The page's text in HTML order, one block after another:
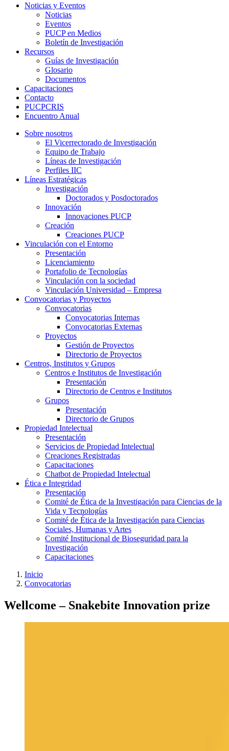
Noticias y Eventos
Noticias
Eventos
PUCP en Medios
Boletín de Investigación
Recursos
Guías de Investigación
Glosario
Documentos
Capacitaciones
Contacto
PUCPCRIS
Encuentro Anual
Sobre nosotros
El Vicerrectorado de Investigación
Equipo de Trabajo
Líneas de Investigación
Perfiles IIC
Líneas Estratégicas
Investigación
Doctorados y Posdoctorados
Innovación
Innovaciones PUCP
Creación
Creaciones PUCP
Vinculación con el Entorno
Presentación
Licenciamiento
Portafolio de Tecnologías
Vinculación con la sociedad
Vinculación Universidad – Empresa
Convocatorias y Proyectos
Convocatorias
Convocatorias Internas
Convocatorias Externas
Proyectos
Gestión de Proyectos
Directorio de Proyectos
Centros, Institutos y Grupos
Centros e Institutos de Investigación
Presentación
Directorio de Centros e Institutos
Grupos
Presentación
Directorio de Grupos
Propiedad Intelectual
Presentación
Servicios de Propiedad Intelectual
Creaciones Registradas
Capacitaciones
Chatbot de Propiedad Intelectual
Ética e Integridad
Presentación
Comité de Ética de la Investigación para Ciencias de la
Vida y Tecnologías
Comité de Ética de la Investigación para Ciencias
Sociales, Humanas y Artes
Comité Institucional de Bioseguridad para la
Investigación
Capacitaciones
Inicio
Convocatorias
Wellcome – Snakebite Innovation prize